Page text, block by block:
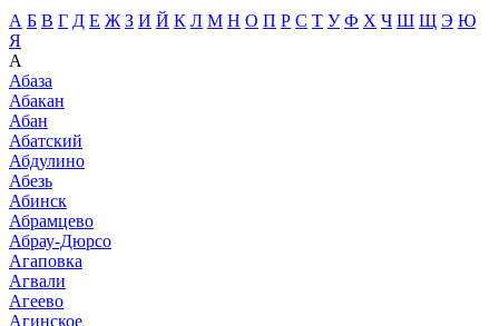
А Б В Г Д Е Ж З И Й К Л М Н О П Р С Т У Ф Х Ч Ш Щ Э Ю
Я
А
Абаза
Абакан
Абан
Абатский
Абдулино
Абезь
Абинск
Абрамцево
Абрау-Дюрсо
Агаповка
Агвали
Агеево
Агинское